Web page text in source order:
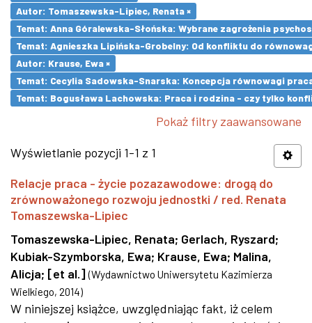
Autor: Tomaszewska-Lipiec, Renata ×
Temat: Anna Góralewska-Słońska: Wybrane zagrożenia
Temat: Agnieszka Lipińska-Grobelny: Od konfliktu do
Autor: Krause, Ewa ×
Temat: Cecylia Sadowska-Snarska: Koncepcja równowagi
Temat: Bogusława Lachowska: Praca i rodzina - czy tylko
Pokaż filtry zaawansowane
Wyświetlanie pozycji 1-1 z 1
Relacje praca - życie pozazawodowe: drogą do
zrównoważonego rozwoju jednostki / red. Renata
Tomaszewska-Lipiec
Tomaszewska-Lipiec, Renata; Gerlach, Ryszard;
Kubiak-Szymborska, Ewa; Krause, Ewa; Malina,
Alicja; [et al.] (Wydawnictwo Uniwersytetu Kazimierza
Wielkiego, 2014)
W niniejszej książce, uwzględniając fakt, iż celem